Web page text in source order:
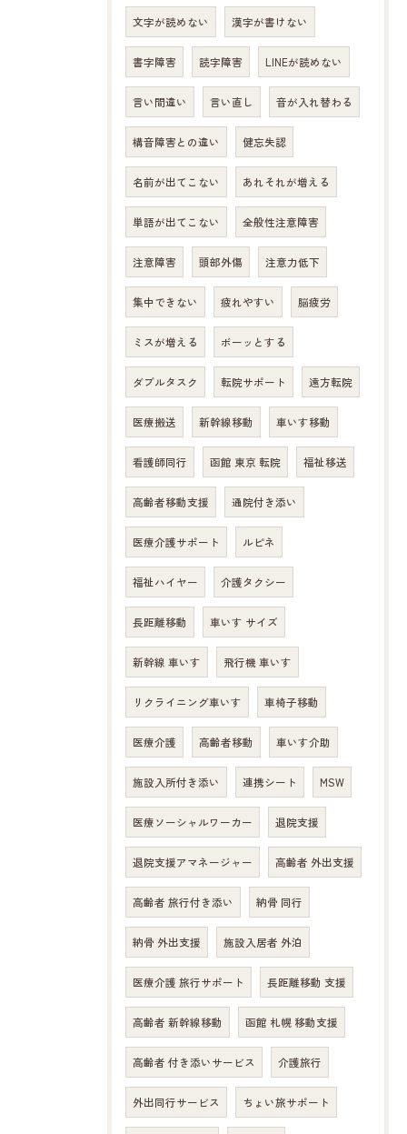
文字が読めない 漢字が書けない
書字障害 読字障害 LINEが読めない
言い間違い 言い直し 音が入れ替わる
構音障害との違い 健忘失認
名前が出てこない あれそれが増える
単語が出てこない 全般性注意障害
注意障害 頭部外傷 注意力低下
集中できない 疲れやすい 脳疲労
ミスが増える ボーッとする
ダブルタスク 転院サポート 遠方転院
医療搬送 新幹線移動 車いす移動
看護師同行 函館 東京 転院 福祉移送
高齢者移動支援 通院付き添い
医療介護サポート ルピネ
福祉ハイヤー 介護タクシー
長距離移動 車いす サイズ
新幹線 車いす 飛行機 車いす
リクライニング車いす 車椅子移動
医療介護 高齢者移動 車いす介助
施設入所付き添い 連携シート MSW
医療ソーシャルワーカー 退院支援
退院支援アマネージャー 高齢者 外出支援
高齢者 旅行付き添い 納骨 同行
納骨 外出支援 施設入居者 外泊
医療介護 旅行サポート 長距離移動 支援
高齢者 新幹線移動 函館 札幌 移動支援
高齢者 付き添いサービス 介護旅行
外出同行サービス ちょい旅サポート